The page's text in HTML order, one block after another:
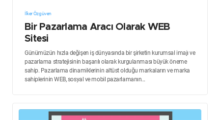
İlker Özgüven
Bir Pazarlama Aracı Olarak WEB
Sitesi
Günümüzün hızla değişen iş dünyasında bir şirketin kurumsal imajı ve
pazarlama stratejisinin başarılı olarak kurgulanması büyük öneme
sahip. Pazarlama dinamiklerinin altüst olduğu markaların ve marka
sahiplerinin WEB, sosyal ve mobil pazarlamanın...